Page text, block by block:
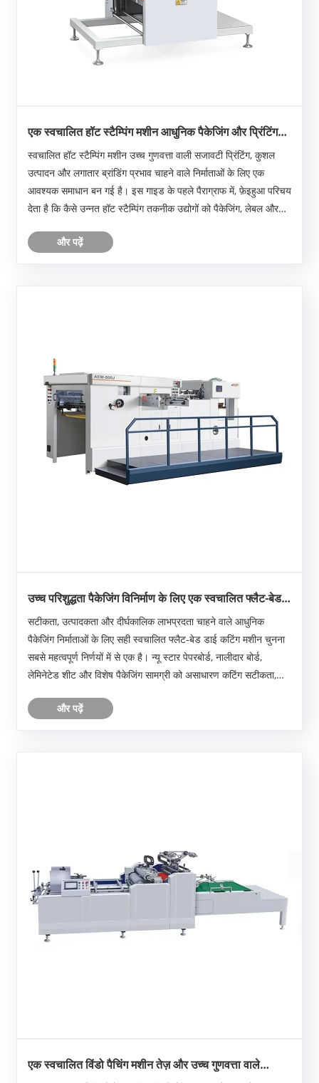
एक स्वचालित हॉट स्टैम्पिंग मशीन आधुनिक पैकेजिंग और प्रिंटिंग
उत्पादन को कैसे बदल सकती है
स्वचालित हॉट स्टैम्पिंग मशीन उच्च गुणवत्ता वाली सजावटी प्रिंटिंग, कुशल
उत्पादन और लगातार ब्रांडिंग प्रभाव चाहने वाले निर्माताओं के लिए एक
आवश्यक समाधान बन गई है। इस गाइड के पहले पैराग्राफ में, फ़ेइहुआ परिचय
देता है कि कैसे उन्नत हॉट स्टैम्पिंग तकनीक उद्योगों को पैकेजिंग, लेबल और
और पढ़ें
उच्च परिशुद्धता पैकेजिंग विनिर्माण के लिए एक स्वचालित फ्लैट-बेड
डाई कटिंग मशीन क्यों आवश्यक है?
सटीकता, उत्पादकता और दीर्घकालिक लाभप्रदता चाहने वाले आधुनिक
पैकेजिंग निर्माताओं के लिए सही स्वचालित फ्लैट-बेड डाई कटिंग मशीन चुनना
सबसे महत्वपूर्ण निर्णयों में से एक है। न्यू स्टार पेपरबोर्ड, नालीदार बोर्ड,
लेमिनेटेड शीट और विशेष पैकेजिंग सामग्री को असाधारण कटिंग सटीकता,
और पढ़ें
एक स्वचालित विंडो पैचिंग मशीन तेज़ और उच्च गुणवत्ता वाले
पैकेजिंग उत्पादन की कुंजी है